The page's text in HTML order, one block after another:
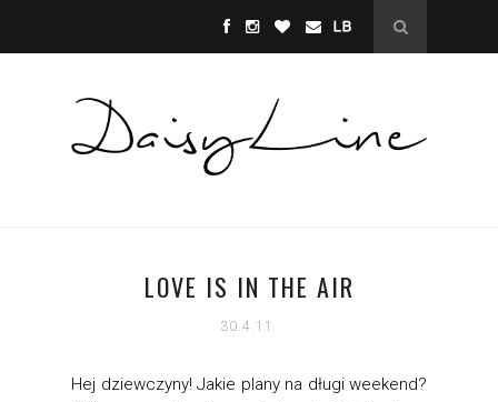
LOVE IS IN THE AIR
30.4.11
Hej dziewczyny! Jakie plany na długi weekend?